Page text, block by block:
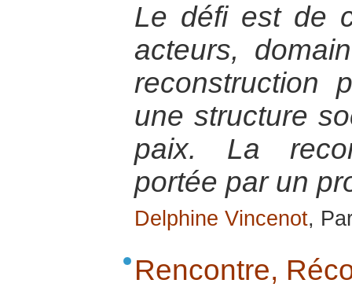
Le défi est de
acteurs,
reconstruction
une structure
paix. La
portée par un
Delphine Vincenot,
Rencontre,